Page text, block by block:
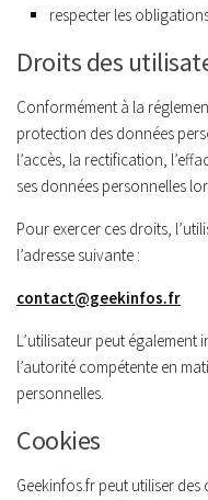
respecter les
Droits des
Conformément à la
protection des données
l’accès, la rectification,
ses données personnelles
Pour exercer ces droits,
l’adresse suivante :
contact@geekinfos.fr
L’utilisateur peut
l’autorité compétente en
personnelles.
Cookies
Geekinfos.fr peut utiliser